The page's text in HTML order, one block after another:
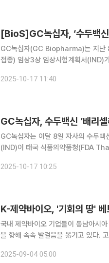
[BioS]GC녹십자, ‘수두백
GC녹십자(GC Biopharma)는 지난
접종) 임상3상 임상시험계획서
는 연내 베트남 보건부(Ministry o
2025-10-17 11:40
GC녹십자, 수두백신 ‘배리
GC녹십자는 이달 8일 자사의 수두백
(IND)이 태국 식품의약품청(FDA
2025-10-17 10:25
K-제약바이오, '기회의 땅' 베
국내 제약바이오 기업들이 동남아시
을 향해 속속 발걸음을 옮기고 있다.
부상하고 있다. 3일 본지 취재
2025-09-04 05:00